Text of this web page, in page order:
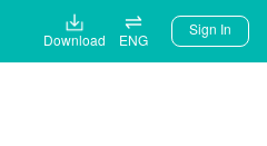
Download ENG
Sign In